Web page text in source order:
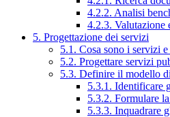
4.2.2. Analisi
4.2.3. Valutazione
5. Progettazione dei servizi
5.1. Cosa sono i servizi
5.2. Progettare servizi
5.3. Definire il modello
5.3.1. Identificare
5.3.2. Formulare
5.3.3. Inquadrare